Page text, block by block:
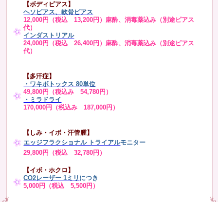
【ボディピアス】
ヘソピアス、軟骨ピアス
12,000円（税込 13,200円）麻酔、消毒薬込み（別途ピアス
代）
インダストリアル
24,000円（税込 26,400円）麻酔、消毒薬込み（別途ピアス
代）
【多汗症】
・ ワキボトックス 80単位
49,800円（税込み 54,780円）
・ミラドライ
170,000円（税込み 187,000円）
【しみ・イボ・汗管腫】
エッジフラクショナル トライアルモニター
29,800円（税込 32,780円）
【イボ・ホクロ】
CO2レーザー 1ミリ につき
5,000円（税込 5,500円）